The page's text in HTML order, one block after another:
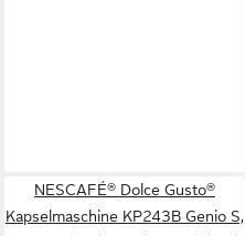
NESCAFÉ® Dolce Gusto®
Kapselmaschine KP243B Genio S,